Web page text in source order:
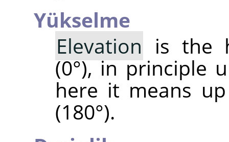
Yükselme
Elevation is the
(0°), in principle
here it means
(180°).